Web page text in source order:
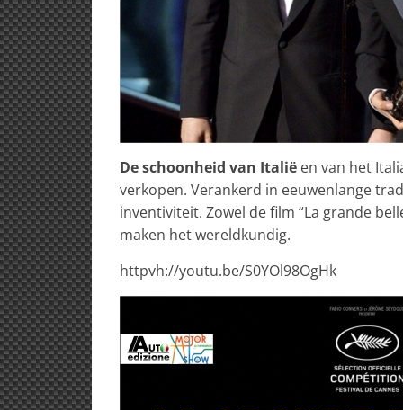
De schoonheid van Italië en van het
verkopen. Verankerd in eeuwenlange
inventiviteit. Zowel de film “La grande
maken het wereldkundig.
httpvh://youtu.be/S0YOl98OgHk